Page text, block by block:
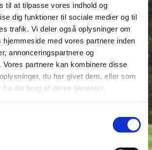
til at tilpasse vores indhold og
dig funktioner til sociale medier og til
trafik. Vi deler også oplysninger om
hjemmeside med vores partnere inden
annonceringspartnere og
Vores partnere kan kombinere disse
du har givet dem, eller som
din brug af deres tjenester.
udfyld nedenstående formular.